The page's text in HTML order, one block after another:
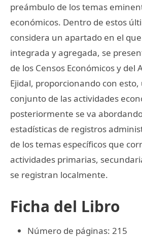
preámbulo de los temas
económicos. Dentro de estos
considera un apartado en el
integrada y agregada, se
de los Censos Económicos y del
Ejidal, proporcionando con
conjunto de las actividades
posteriormente se va
estadísticas de registros
de los temas específicos que
actividades primarias,
se registran localmente.
Ficha del Libro
Número de páginas: 215